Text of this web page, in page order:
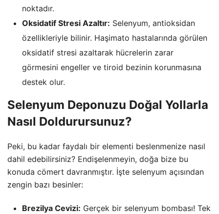
noktadır.
Oksidatif Stresi Azaltır: Selenyum, antioksidan
özellikleriyle bilinir. Haşimato hastalarında görülen
oksidatif stresi azaltarak hücrelerin zarar
görmesini engeller ve tiroid bezinin korunmasına
destek olur.
Selenyum Deponuzu Doğal Yollarla
Nasıl Doldurursunuz?
Peki, bu kadar faydalı bir elementi beslenmenize nasıl
dahil edebilirsiniz? Endişelenmeyin, doğa bize bu
konuda cömert davranmıştır. İşte selenyum açısından
zengin bazı besinler:
Brezilya Cevizi: Gerçek bir selenyum bombası! Tek